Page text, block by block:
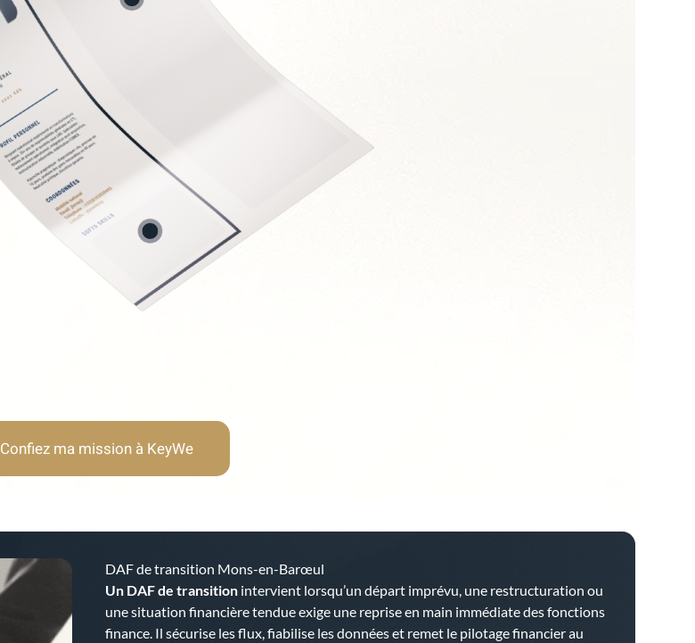
Soft Skills recherchées :
Rigueur et fiabilité
Neutralité et indépendance
Capacité d'analyse et de synthèse
Pédagogie envers les opérationnels
Confiez ma mission à KeyWe
DAF de transition Mons-en-Barœul
Un DAF de transition intervient lorsqu’un départ imprévu, une restructuration ou
une situation financière tendue exige une reprise en main immédiate des fonctions
finance. Il sécurise les flux, fiabilise les données et remet le pilotage financier au